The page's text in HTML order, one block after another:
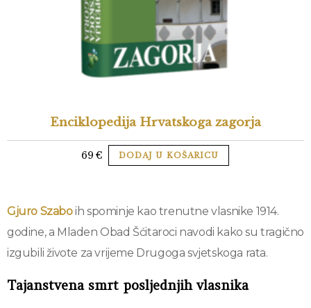
Enciklopedija Hrvatskoga zagorja
69 € DODAJ U KOŠARICU
Gjuro Szaboih spominje kao trenutne vlasnike 1914.
godine, a Mladen Obad Šćitaroci navodi kako su tragično
izgubili živote za vrijeme Drugoga svjetskoga rata.
Tajanstvena smrt posljednjih vlasnika